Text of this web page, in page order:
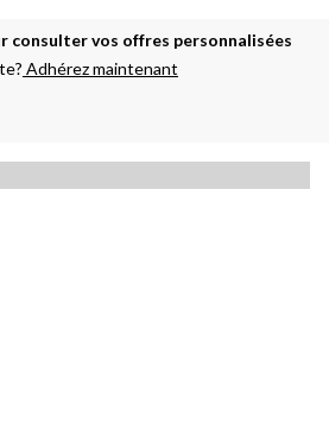
consulter vos offres personnalisées
Adhérez maintenant